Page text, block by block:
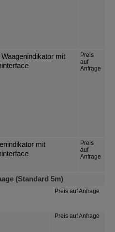
mit
Preis
auf
Anfrage
mit
Preis
auf
Anfrage
(Standard 5m)
Preis auf Anfrage
Preis auf Anfrage